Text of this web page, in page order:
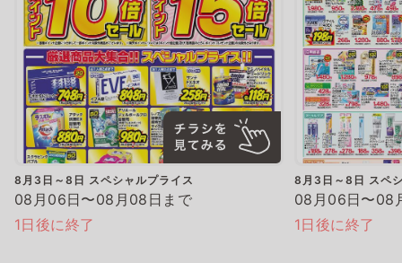
8月3日～8日 スペシャルプライス
08月06日〜08月08日まで
1日後に終了
8月3日～8日 スペ
08月06日〜08
1日後に終了